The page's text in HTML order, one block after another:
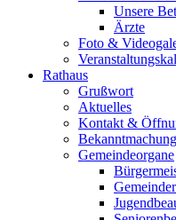
Unsere
Ärzte
Foto &
Rathaus
Grußwort
Aktuelles
Kontakt &
Gemeindeorgane